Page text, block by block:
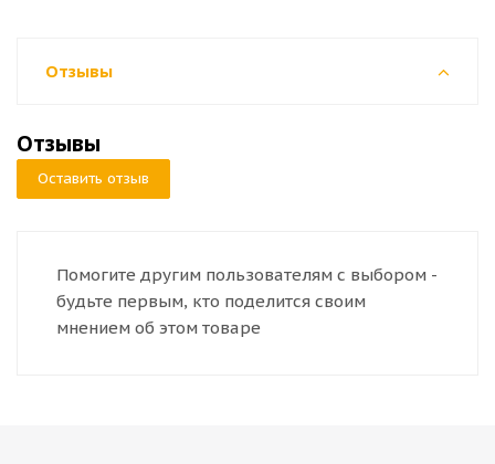
Отзывы
Отзывы
Оставить отзыв
Помогите другим пользователям с выбором -
будьте первым, кто поделится своим
мнением об этом товаре